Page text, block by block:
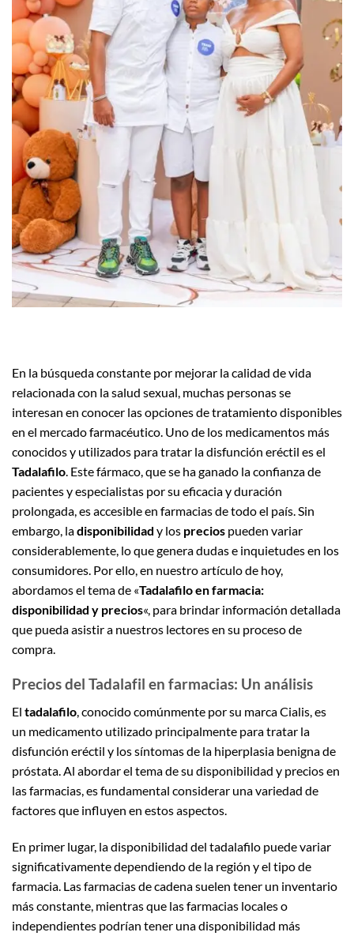
En la búsqueda constante por mejorar la calidad de vida
relacionada con la salud sexual, muchas personas se
interesan en conocer las opciones de tratamiento disponibles
en el mercado farmacéutico. Uno de los medicamentos más
conocidos y utilizados para tratar la disfunción eréctil es el
Tadalafilo . Este fármaco, que se ha ganado la confianza de
pacientes y especialistas por su eficacia y duración
prolongada, es accesible en farmacias de todo el país. Sin
embargo, ladisponibilidad y los precios pueden variar
considerablemente, lo que genera dudas e inquietudes en los
consumidores. Por ello, en nuestro artículo de hoy,
abordamos el tema de «Tadalafilo en farmacia:
disponibilidad y precios«, para brindar información detallada
que pueda asistir a nuestros lectores en su proceso de
compra.
Precios del Tadalafil en farmacias: Un análisis
El tadalafilo, conocido comúnmente por su marca Cialis, es
un medicamento utilizado principalmente para tratar la
disfunción eréctil y los síntomas de la hiperplasia benigna de
próstata. Al abordar el tema de su disponibilidad y precios en
las farmacias, es fundamental considerar una variedad de
factores que influyen en estos aspectos.
En primer lugar, la disponibilidad del tadalafilo puede variar
significativamente dependiendo de la región y el tipo de
farmacia. Las farmacias de cadena suelen tener un inventario
más constante, mientras que las farmacias locales o
independientes podrían tener una disponibilidad más